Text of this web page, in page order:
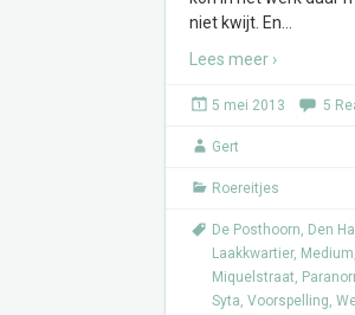
niet kwijt. En
Lees meer ›
5 mei 2013 5
Gert
Roereitjes
De Posthoorn, Den
Laakkwartier, Medium
Miquelstraat,
Syta, Voorspelling,